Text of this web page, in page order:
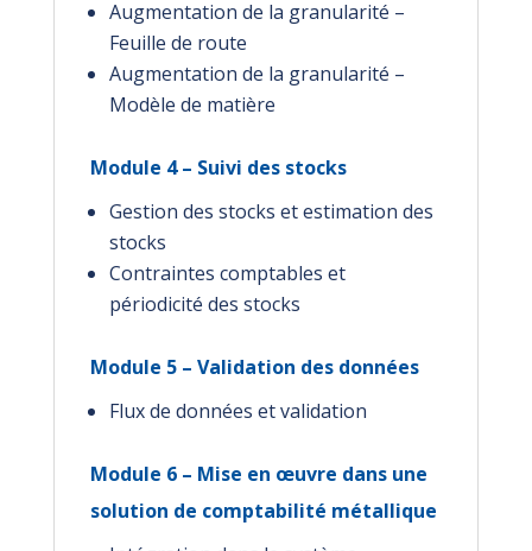
Augmentation de la granularité –
Feuille de route
Augmentation de la granularité –
Modèle de matière
Module 4 – Suivi des stocks
Gestion des stocks et estimation des
stocks
Contraintes comptables et
périodicité des stocks
Module 5 – Validation des données
Flux de données et validation
Module 6 – Mise en œuvre dans une
solution de comptabilité métallique